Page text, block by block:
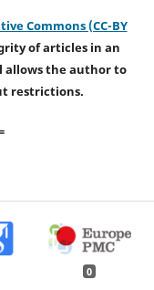
Commons (CC-BY
of articles in an
allows the author to
restrictions.
0